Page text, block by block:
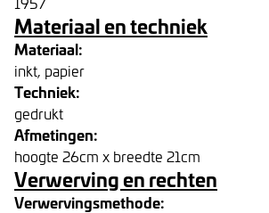
Materiaal en techniek
Materiaal:
inkt, papier
Techniek:
gedrukt
Afmetingen:
hoogte 26cm x breedte 21cm
Verwerving en rechten
Verwervingsmethode: